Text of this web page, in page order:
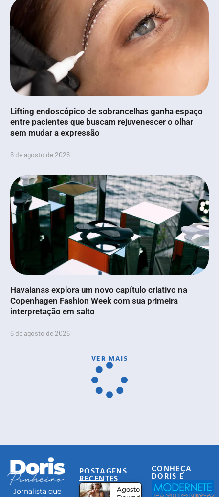
Lifting endoscópico de sobrancelhas ganha espaço
entre pacientes que buscam rejuvenescer o olhar
sem mudar a expressão
6 de agosto de 2026
Havaianas explora um novo capítulo criativo na
Copenhagen Fashion Week com sua primeira
interpretação em salto
6 de agosto de 2026
VER MAIS
Jornalista que
POSTAGENS
RECENTES
Agosto
CONHEÇA
DORIS E
EQUIPE